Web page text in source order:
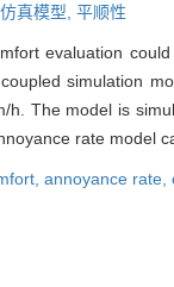
真模型, 平顺性
evaluation
simulation
h. The model is
rate model
annoyance rate,